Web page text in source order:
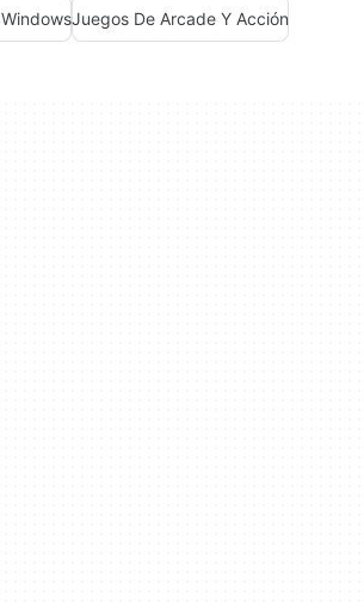
Juegos De Arcade Y Acción